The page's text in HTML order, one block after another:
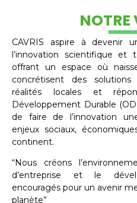
NOTRE
CAVRIS aspire à devenir
l’innovation scientifique et
offrant un espace où
concrétisent des solutions
réalités locales et
Développement Durable
de faire de l’innovation
enjeux sociaux,
continent.
“Nous créons
d’entreprise et le
encouragés pour un avenir
planète”